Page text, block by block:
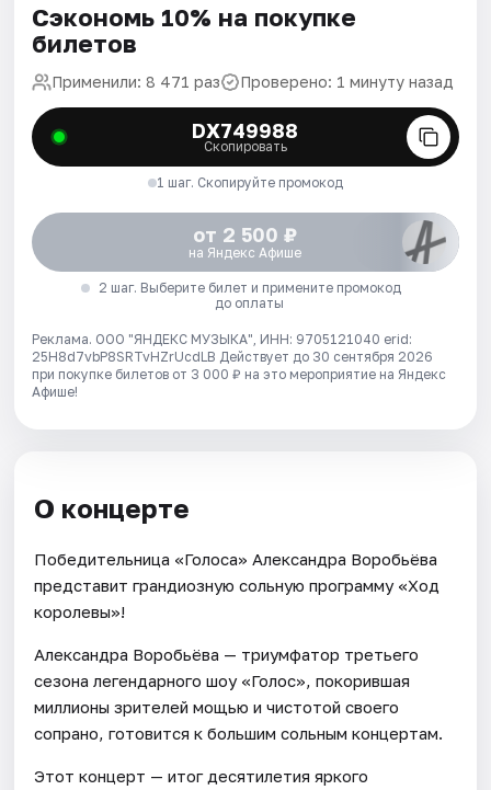
Сэкономь 10% на покупке
билетов
Применили: 8 471 раз Проверено: 1 минуту назад
DX749988
Скопировать
1 шаг. Скопируйте промокод
от 2 500 ₽
на Яндекс Афише
2 шаг. Выберите билет и примените промокод
до оплаты
Реклама. ООО "ЯНДЕКС МУЗЫКА", ИНН: 9705121040 erid:
25H8d7vbP8SRTvHZrUcdLB Действует до 30 сентября 2026
при покупке билетов от 3 000 ₽ на это мероприятие на Яндекс
Афише!
О концерте
Победительница «Голоса» Александра Воробьёва
представит грандиозную сольную программу «Ход
королевы»!
Александра Воробьёва — триумфатор третьего
сезона легендарного шоу «Голос», покорившая
миллионы зрителей мощью и чистотой своего
сопрано, готовится к большим сольным концертам.
Этот концерт — итог десятилетия яркого